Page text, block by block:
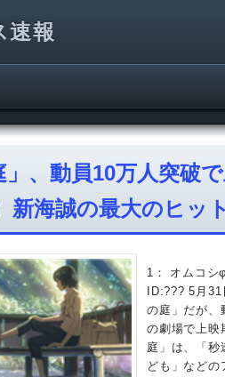
速報
」、動員10万人突破
新海誠の最大のヒッ
1： オムコ
ID:??? 5月
の庭」だが、
の劇場で上映
庭」は、「秒
ども」などの